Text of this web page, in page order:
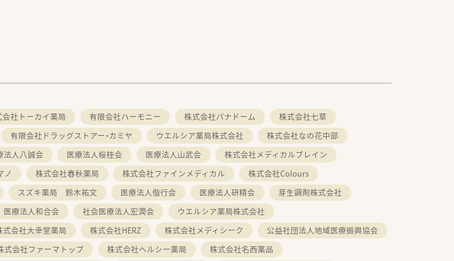
会社トーカイ薬局 有限会社ハーモニー 株式会社パナドーム
株式会社七草
有限会社ドラッグストアー・カミヤ ウエルシア薬局株式会社
株式会社なの花中部
法人八誠会 医療法人桜桂会 医療法人山武会
株式会社メディカルブレイン
ノ 株式会社春秋薬局 株式会社ファインメディカル
株式会社Colours
スズキ薬局 鈴木祐文 医療法人偕行会 医療法人研精会
芽生調剤株式会社
医療法人和合会 社会医療法人宏潤会
ウエルシア薬局株式会社
式会社大幸堂薬局 株式会社HERZ 株式会社メディシーク
公益社団法人地域医療振興協会
式会社ファーマトップ 株式会社ヘルシー薬局
株式会社名西薬品